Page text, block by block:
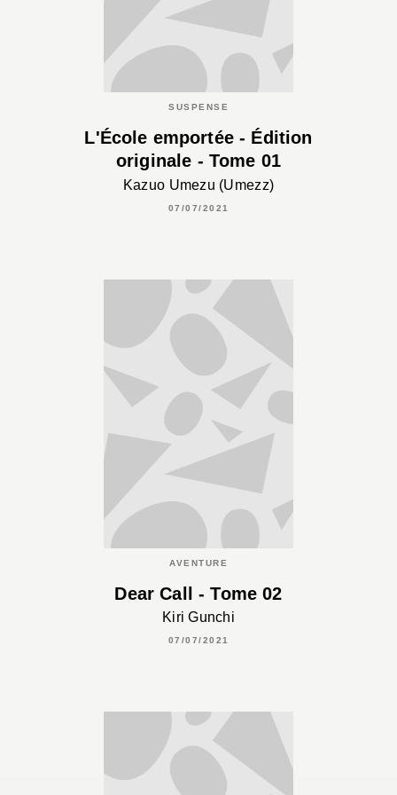
SUSPENSE
L'École emportée - Édition
originale - Tome 01
Kazuo Umezu (Umezz)
07/07/2021
AVENTURE
Dear Call - Tome 02
Kiri Gunchi
07/07/2021